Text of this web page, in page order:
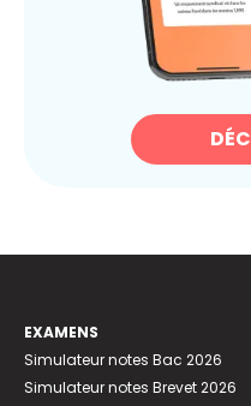
EXAMENS
Simulateur notes Bac 2026
Simulateur notes Brevet 2026